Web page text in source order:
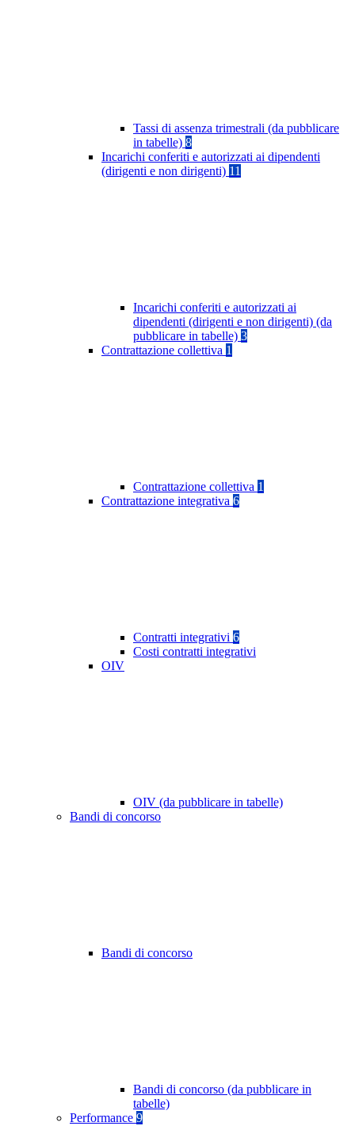
Tassi di assenza trimestrali (da pubblicare
in tabelle) 8
Incarichi conferiti e autorizzati ai dipendenti
(dirigenti e non dirigenti) 11
Incarichi conferiti e autorizzati ai
dipendenti (dirigenti e non dirigenti) (da
pubblicare in tabelle) 3
Contrattazione collettiva 1
Contrattazione collettiva 1
Contrattazione integrativa 6
Contratti integrativi 6
Costi contratti integrativi
OIV
OIV (da pubblicare in tabelle)
Bandi di concorso
Bandi di concorso
Bandi di concorso (da pubblicare in
tabelle)
Performance 9